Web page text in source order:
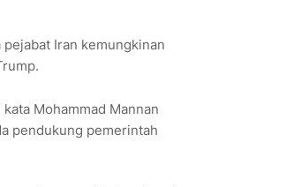
Iran kemungkinan
Mohammad Mannan
pendukung pemerintah